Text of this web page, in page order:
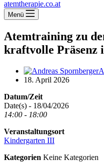
atemtherapie.co.at
Menü
Atemtraining zu
kraftvolle Präsenz
18. April 2026
Datum/Zeit
Date(s) - 18/04/2026
14:00 - 18:00
Veranstaltungsort
Kindergarten III
Kategorien Keine Kategorien